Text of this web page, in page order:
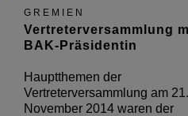
GREMIEN
Vertreterversammlung
BAK-Präsidentin
Hauptthemen der
Vertreterversammlung am 21.
November 2014 waren der